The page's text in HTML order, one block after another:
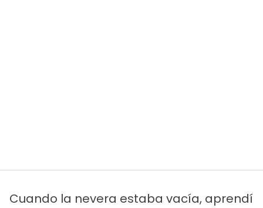
Cuando la nevera estaba vacía, aprendí